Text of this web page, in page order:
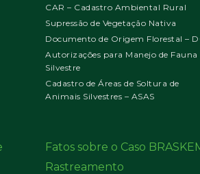
CAR – Cadastro Ambiental Rural
Supressão de Vegetação Nativa
Documento de Origem Florestal –
Autorizações para Manejo de Fauna
Silvestre
Cadastro de Áreas de Soltura de
Animais Silvestres – ASAS
Fatos sobre o Caso
Rastreamento